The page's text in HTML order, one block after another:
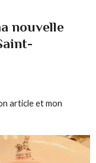
nouvelle
article et mon